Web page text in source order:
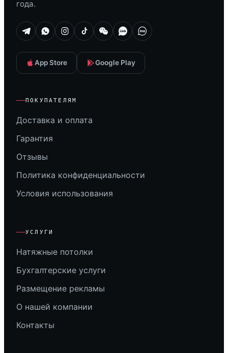
года.
App Store Google Play
ПОКУПАТЕЛЯМ
Доставка и оплата
Гарантия
Отзывы
Политика конфиденциальности
Условия использования
УСЛУГИ
Натяжные потолки
Бухгалтерские услуги
Размещение рекламы
О нашей компании
Контакты